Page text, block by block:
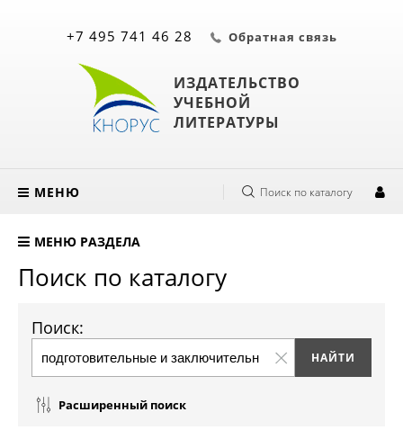
ИЗДАТЕЛЬСТВО
УЧЕБНОЙ
ЛИТЕРАТУРЫ
+7 495 741 46 28 Обратная связь
МЕНЮ Поиск по каталогу
МЕНЮ РАЗДЕЛА
Поиск по каталогу
Поиск:
Расширенный поиск